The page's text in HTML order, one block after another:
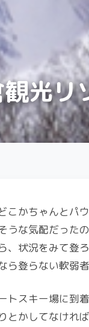
リ
こかちゃんとパ
な気配だった
状況をみて登ろ
登らない軟弱者
トスキー場に到
とかしてなけれ